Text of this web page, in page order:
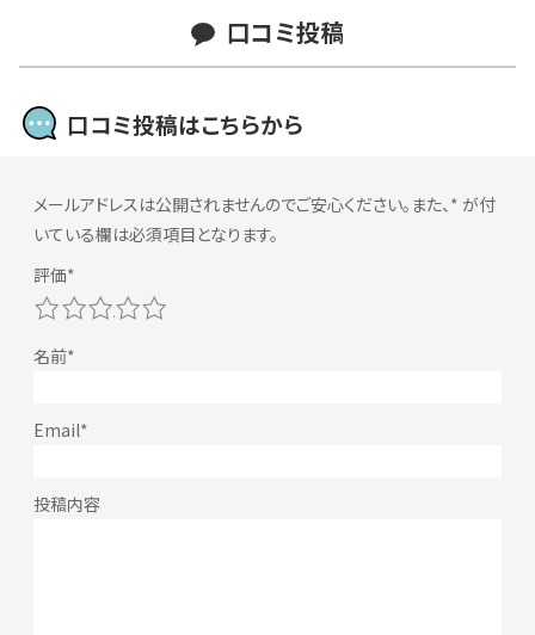
口コミ投稿
口コミ投稿はこちらから
メールアドレスは公開されませんのでご安心ください。また、* が付
いている欄は必須項目となります。
5
4
3
2